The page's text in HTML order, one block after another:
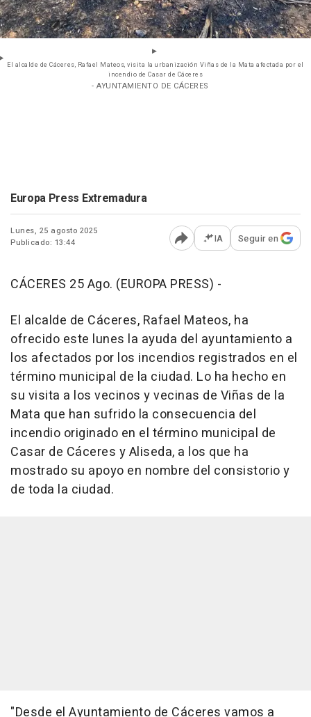
El alcalde de Cáceres, Rafael Mateos, visita la urbanización Viñas de la Mata afectada por el
incendio de Casar de Cáceres
- AYUNTAMIENTO DE CÁCERES
Europa Press Extremadura
Lunes, 25 agosto 2025
Publicado: 13:44
Abrir opciones para
IA Seguir en
CÁCERES 25 Ago. (EUROPA PRESS) -
El alcalde de Cáceres, Rafael Mateos, ha
ofrecido este lunes la ayuda del ayuntamiento a
los afectados por los incendios registrados en el
término municipal de la ciudad. Lo ha hecho en
su visita a los vecinos y vecinas de Viñas de la
Mata que han sufrido la consecuencia del
incendio originado en el término municipal de
Casar de Cáceres y Aliseda, a los que ha
mostrado su apoyo en nombre del consistorio y
de toda la ciudad.
"Desde el Ayuntamiento de Cáceres vamos a